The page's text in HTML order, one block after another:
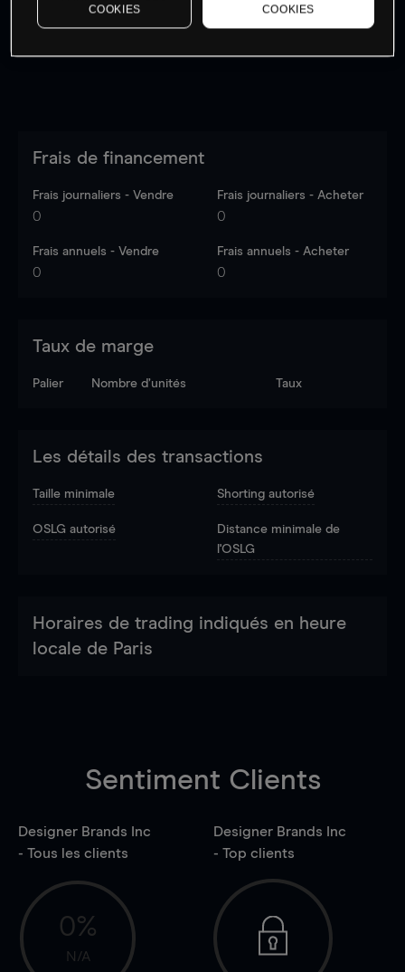
Frais de financement
Frais journaliers - Vendre
0
Frais journaliers - Acheter
0
Frais annuels - Vendre
0
Frais annuels - Acheter
0
Taux de marge
Palier Nombre d’unités Taux
Les détails des transactions
Taille minimale Shorting autorisé
OSLG autorisé
Distance minimale de
l'OSLG
Horaires de trading indiqués en heure
locale de Paris
Sentiment Clients
Designer Brands Inc
- Tous les clients
0%
N/A
Designer Brands Inc
- Top clients
COOKIES
COOKIES